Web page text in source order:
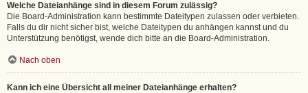
Welche Dateianhänge sind in diesem Forum zulässig?
Die Board-Administration kann bestimmte Dateitypen zulassen oder verbieten.
Falls du dir nicht sicher bist, welche Dateitypen du anhängen kannst und du
Unterstützung benötigst, wende dich bitte an die Board-Administration.
Nach oben
Kann ich eine Übersicht all meiner Dateianhänge erhalten?